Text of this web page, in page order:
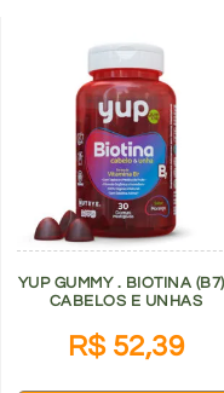
YUP GUMMY . BIOTINA
CABELOS E UNHAS
R$52,39